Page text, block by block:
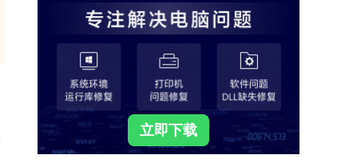
立即下载